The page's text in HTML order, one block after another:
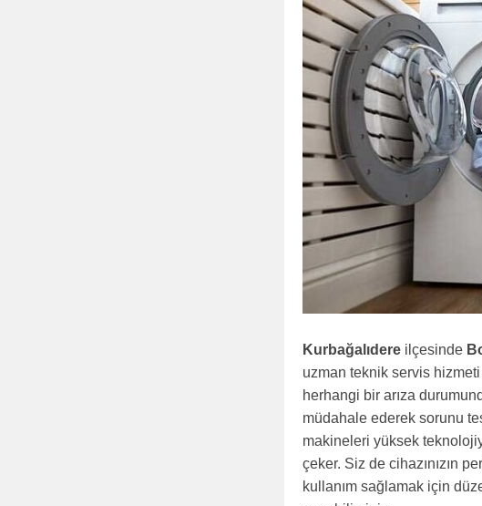
Kurbağalıdere ilçesinde
uzman teknik servis
herhangi bir arıza
müdahale ederek sorunu
makineleri yüksek
çeker. Siz de cihazınızın
kullanım sağlamak için